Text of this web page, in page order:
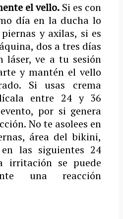
el vello. Si es con
día en la ducha lo
y axilas, si es
dos a tres días
láser, ve a tu sesión
y mantén el vello
Si usas crema
entre 24 y 36
por si genera
No te asolees en
área del bikini,
las siguientes 24
irritación se puede
una reacción